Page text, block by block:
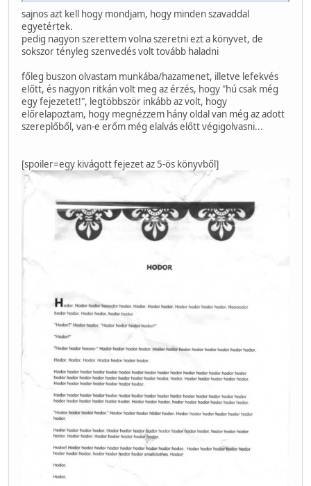
sajnos azt kell hogy mondjam, hogy minden szavaddal
egyetértek.
pedig nagyon szerettem volna szeretni ezt a könyvet, de
sokszor tényleg szenvedés volt tovább haladni
főleg buszon olvastam munkába/hazamenet, illetve lefekvés
előtt, és nagyon ritkán volt meg az érzés, hogy "hú csak még
egy fejezetet!", legtöbbször inkább az volt, hogy
előrelapoztam, hogy megnézzem hány oldal van még az adott
szereplőből, van-e erőm még elalvás előtt végigolvasni...
[spoiler=egy kivágott fejezet az 5-ös könyvből]